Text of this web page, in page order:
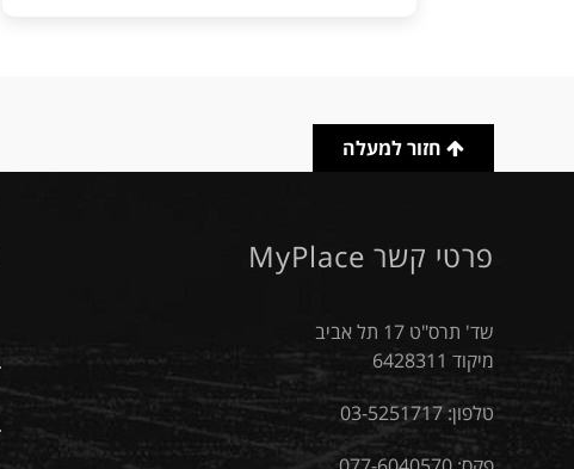
חזור למעלה
פרטי קשר MyPlace
שד' תרס"ט 17 תל אביב
מיקוד 6428311
טלפון:03-5251717